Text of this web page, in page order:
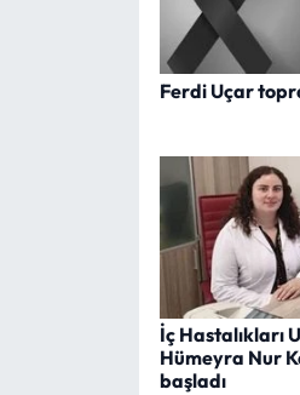
Ferdi Uçar
İç Hastalıkları
Hümeyra Nur
başladı